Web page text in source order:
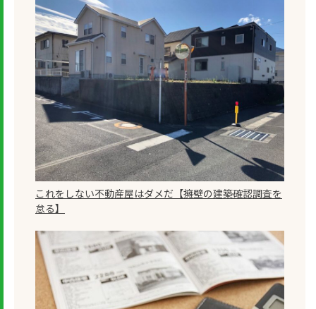
これをしない不動産屋はダメだ【擁壁の建築確認調査を
怠る】